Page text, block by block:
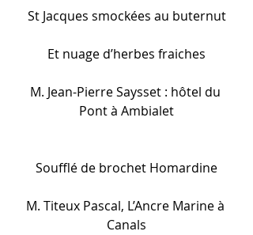
St Jacques smockées au buternut
Et nuage d’herbes fraiches
M. Jean-Pierre Saysset : hôtel du
Pont à Ambialet
Soufflé de brochet Homardine
M. Titeux Pascal, L’Ancre Marine à
Canals